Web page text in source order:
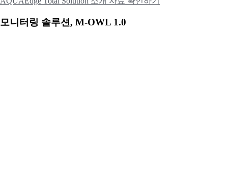
모니터링 솔루션, M-OWL 1.0